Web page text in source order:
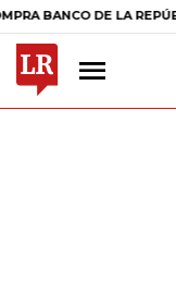
DE LA REPÚBLICA